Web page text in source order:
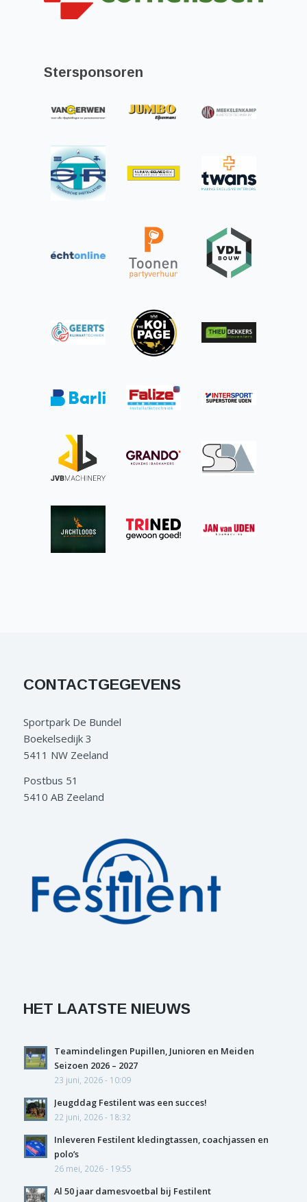
Stersponsoren
CONTACTGEGEVENS
Sportpark De Bundel
Boekelsedijk 3
5411 NW Zeeland
Postbus 51
5410 AB Zeeland
HET LAATSTE NIEUWS
Teamindelingen Pupillen, Junioren en Meiden
Seizoen 2026 – 2027
23 juni, 2026 - 10:09
Jeugddag Festilent was een succes!
22 juni, 2026 - 18:32
Inleveren Festilent kledingtassen, coachjassen en
polo’s
26 mei, 2026 - 19:55
Al 50 jaar damesvoetbal bij Festilent